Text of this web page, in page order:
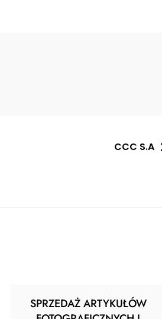
CCC S.A
SPRZEDAŻ ARTYKUŁÓW